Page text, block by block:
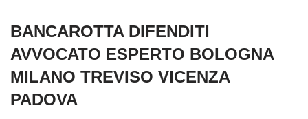
BANCAROTTA DIFENDITI
AVVOCATO ESPERTO BOLOGNA
MILANO TREVISO VICENZA
PADOVA